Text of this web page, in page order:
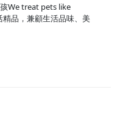
We treat pets like
品，兼顧生活品味、美